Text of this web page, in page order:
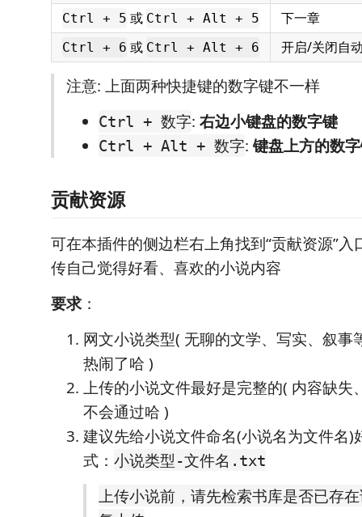
Ctrl + 5 或 Ctrl + Alt + 5 下一章
Ctrl + 6 或 Ctrl + Alt + 6 开启/关闭自
注意: 上面两种快捷键的数字键不一样
Ctrl + 数字: 右边小键盘的数字键
Ctrl + Alt + 数字: 键盘上方的数
贡献资源
可在本插件的侧边栏右上角找到“贡献资源”入
传自己觉得好看、喜欢的小说内容
要求 ：
网文小说类型( 无聊的文学、写实、叙事
热闹了哈 )
上传的小说文件最好是完整的( 内容缺失
不会通过哈 )
建议先给小说文件命名(小说名为文件名)
式： 小说类型-文件名.txt
上传小说前，请先检索书库是否已存